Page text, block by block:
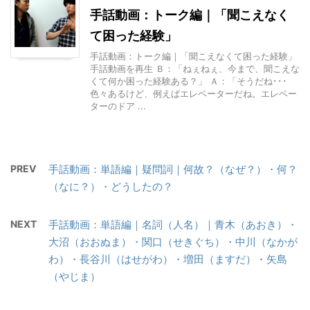
手話動画：トーク編｜「聞こえなく
て困った経験」
手話動画：トーク編｜「聞こえなくて困った経験」
手話動画を再生 Ｂ：「ねぇねぇ、今まで、聞こえな
くて何か困った経験ある？」 Ａ：「そうだね･･･
色々あるけど、例えばエレベーターだね。エレベー
ターのドア ...
PREV
手話動画：単語編｜疑問詞｜何故？（なぜ？）・何？
（なに？）・どうしたの？
NEXT
手話動画：単語編｜名詞（人名）｜青木（あおき）・
大沼（おおぬま）・関口（せきぐち）・中川（なかが
わ）・長谷川（はせがわ）・増田（ますだ）・矢島
（やじま）